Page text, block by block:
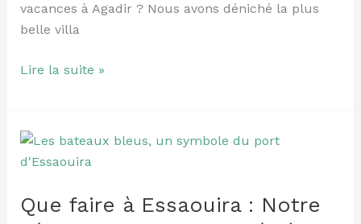
vacances à Agadir ? Nous avons déniché la plus
belle villa
Lire la suite »
Que faire à Essaouira : Notre
Que
faire
Essaouira